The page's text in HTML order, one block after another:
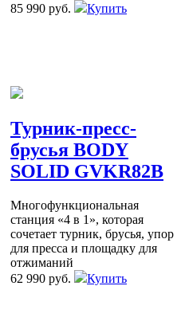
85 990 руб.
Купить
Турник-пресс-
брусья BODY
SOLID GVKR82B
Многофункциональная
станция «4 в 1», которая
сочетает турник, брусья, упор
для пресса и площадку для
отжиманий
62 990 руб.
Купить